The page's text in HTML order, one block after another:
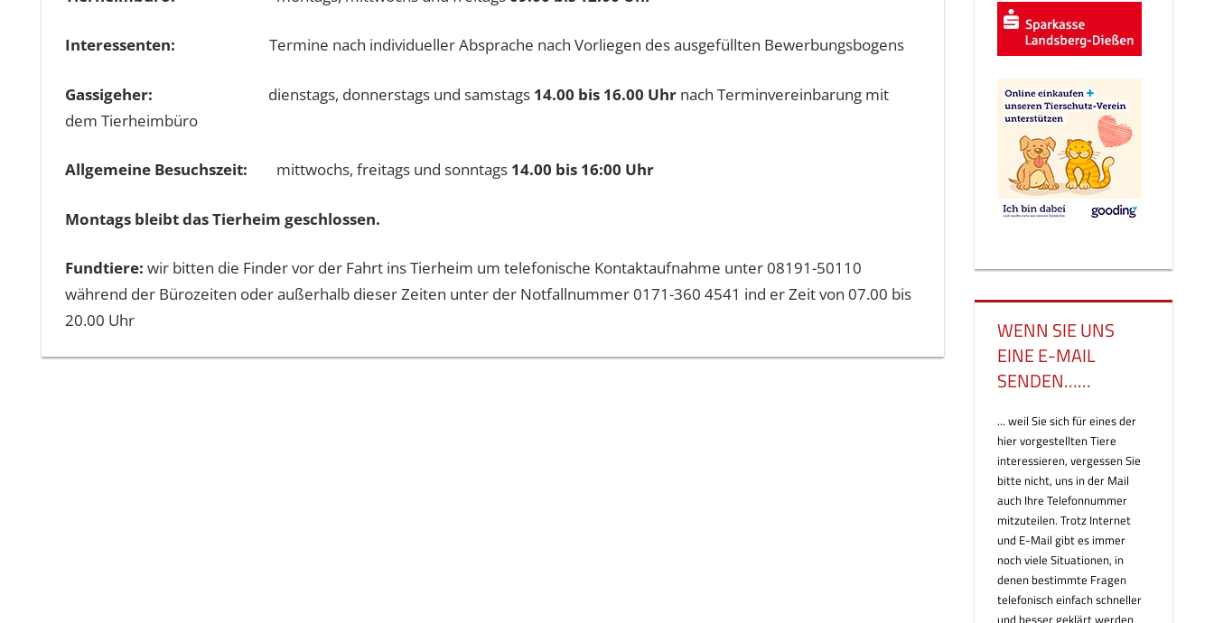
Interessenten: Termine nach individueller Absprache nach Vorliegen des ausgefüllten Bewerbungsbogens
Gassigeher: dienstags, donnerstags und samstags 14.00 bis 16.00 Uhrnach Terminvereinbarung mit
dem Tierheimbüro
Allgemeine Besuchszeit: mittwochs, freitags und sonntags 14.00 bis 16:00 Uhr
Montags bleibt das Tierheim geschlossen.
Fundtiere: wir bitten die Finder vor der Fahrt ins Tierheim um telefonische Kontaktaufnahme unter 08191-50110
während der Bürozeiten oder außerhalb dieser Zeiten unter der Notfallnummer 0171-360 4541 ind er Zeit von 07.00 bis
20.00 Uhr
WENN SIE UNS
EINE E-MAIL
SENDEN……
... weil Sie sich für eines der
hier vorgestellten Tiere
interessieren, vergessen Sie
bitte nicht, uns in der Mail
auch Ihre Telefonnummer
mitzuteilen. Trotz Internet
und E-Mail gibt es immer
noch viele Situationen, in
denen bestimmte Fragen
telefonisch einfach schneller
und besser geklärt werden